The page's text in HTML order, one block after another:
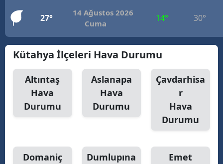
27°
14 Ağustos 2026
Cuma
14° 30°
Kütahya İlçeleri Hava Durumu
Altıntaş
Hava
Durumu
Aslanapa
Hava
Durumu
Çavdarhisa
r
Hava
Durumu
Domaniç
Dumlupına
Emet